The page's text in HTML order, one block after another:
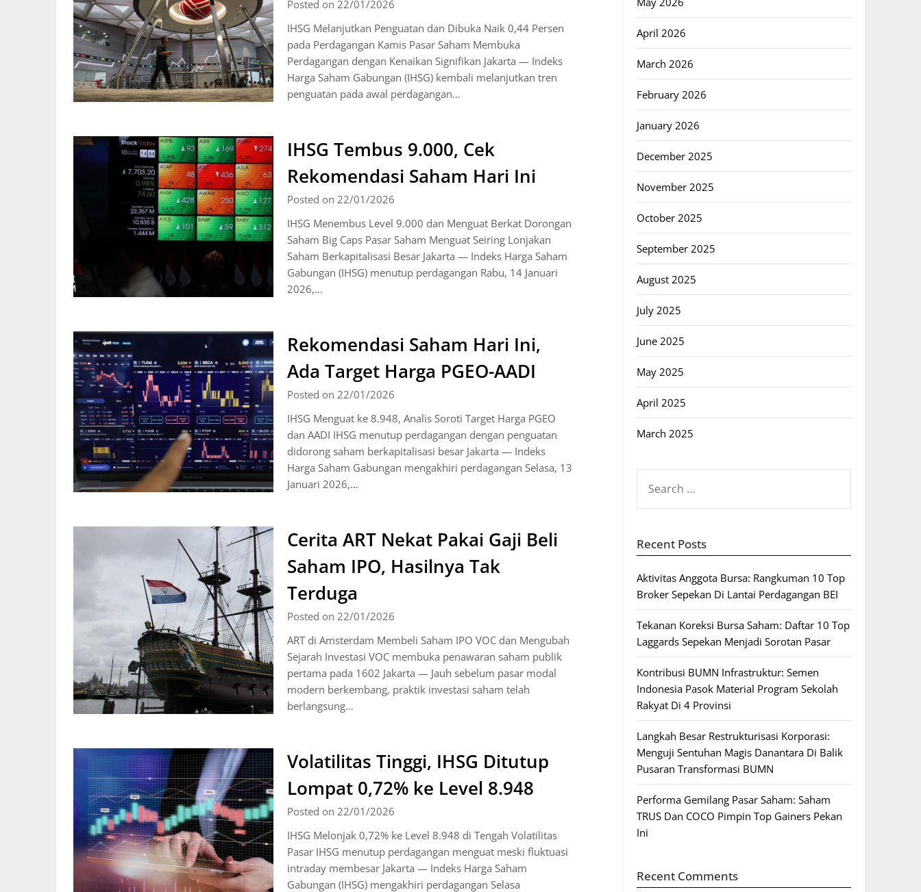
Posted on 22/01/2026
IHSG Melanjutkan Penguatan dan Dibuka Naik 0,44 Persen
pada Perdagangan Kamis Pasar Saham Membuka
Perdagangan dengan Kenaikan Signifikan Jakarta — Indeks
Harga Saham Gabungan (IHSG) kembali melanjutkan tren
penguatan pada awal perdagangan…
IHSG Tembus 9.000, Cek
Rekomendasi Saham Hari Ini
Posted on 22/01/2026
IHSG Menembus Level 9.000 dan Menguat Berkat Dorongan
Saham Big Caps Pasar Saham Menguat Seiring Lonjakan
Saham Berkapitalisasi Besar Jakarta — Indeks Harga Saham
Gabungan (IHSG) menutup perdagangan Rabu, 14 Januari
2026,…
Rekomendasi Saham Hari Ini,
Ada Target Harga PGEO-AADI
Posted on 22/01/2026
IHSG Menguat ke 8.948, Analis Soroti Target Harga PGEO
dan AADI IHSG menutup perdagangan dengan penguatan
didorong saham berkapitalisasi besar Jakarta — Indeks
Harga Saham Gabungan mengakhiri perdagangan Selasa, 13
Januari 2026,…
Cerita ART Nekat Pakai Gaji Beli
Saham IPO, Hasilnya Tak
Terduga
Posted on 22/01/2026
ART di Amsterdam Membeli Saham IPO VOC dan Mengubah
Sejarah Investasi VOC membuka penawaran saham publik
pertama pada 1602 Jakarta — Jauh sebelum pasar modal
modern berkembang, praktik investasi saham telah
berlangsung…
Volatilitas Tinggi, IHSG Ditutup
Lompat 0,72% ke Level 8.948
Posted on 22/01/2026
IHSG Melonjak 0,72% ke Level 8.948 di Tengah Volatilitas
Pasar IHSG menutup perdagangan menguat meski fluktuasi
intraday membesar Jakarta — Indeks Harga Saham
Gabungan (IHSG) mengakhiri perdagangan Selasa
April 2026
March 2026
February 2026
January 2026
December 2025
November 2025
October 2025
September 2025
August 2025
July 2025
June 2025
May 2025
April 2025
March 2025
FOR:
Recent Posts
Aktivitas Anggota Bursa: Rangkuman 10 Top
Broker Sepekan Di Lantai Perdagangan BEI
Tekanan Koreksi Bursa Saham: Daftar 10 Top
Laggards Sepekan Menjadi Sorotan Pasar
Kontribusi BUMN Infrastruktur: Semen
Indonesia Pasok Material Program Sekolah
Rakyat Di 4 Provinsi
Langkah Besar Restrukturisasi Korporasi:
Menguji Sentuhan Magis Danantara Di Balik
Pusaran Transformasi BUMN
Performa Gemilang Pasar Saham: Saham
TRUS Dan COCO Pimpin Top Gainers Pekan
Ini
Recent Comments